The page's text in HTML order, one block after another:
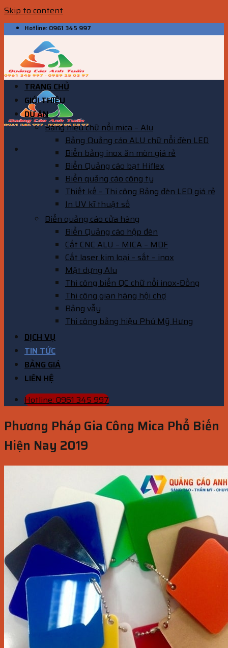
Skip to content
Hotline: 0961 345 997
TRANG CHỦ
GIỚI THIỆU
DỰ ÁN
Bảng hiệu chữ nổi mica – Alu
Bảng Quảng cáo ALU chữ nổi đèn LED
Biển bảng inox ăn mòn giá rẻ
Biển Quảng cáo bạt Hiflex
Biển quảng cáo công ty
Thiết kế – Thi công Bảng đèn LED giá rẻ
In UV kĩ thuật số
Biển quảng cáo cửa hàng
Biển Quảng cáo hộp đèn
Cắt CNC ALU – MICA – MDF
Cắt laser kim loại – sắt – inox
Mặt dựng Alu
Thi công biển QC chữ nổi inox-Đồng
Thi công gian hàng hội chợ
Bảng vẫy
Thi công bảng hiệu Phú Mỹ Hưng
DỊCH VỤ
TIN TỨC
BẢNG GIÁ
LIÊN HỆ
Hotline: 0961 345 997
Phương Pháp Gia Công Mica Phổ Biến
Hiện Nay 2019